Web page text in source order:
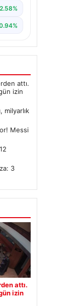
attı.
izin
milyarlık
Messi
3
attı.
izin